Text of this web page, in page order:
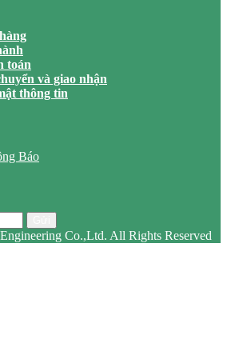
toán
và giao nhận
thông tin
Co.,Ltd. All Rights Reserved